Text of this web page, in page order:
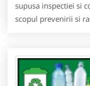
supusa inspectiei si
scopul prevenirii si